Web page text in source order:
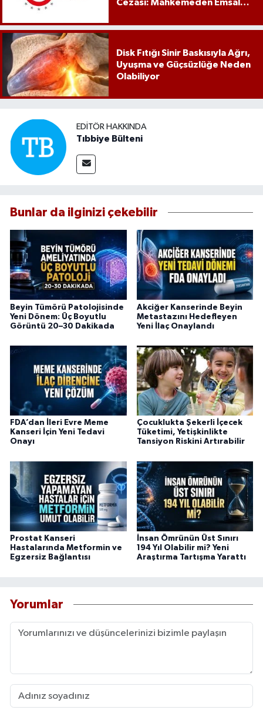
Cezası: Mahkemeden Emsal
Disk Fıtığı Sinir Baskısıyla Ağrı,
Uyuşma ve Güçsüzlüğe Neden
Olabiliyor
EDITÖR HAKKINDA
Tıbbiye Bülteni
Bunlar da ilginizi çekebilir
Beyin Tümörü Patolojisinde
Yeni Dönem: Üç Boyutlu
Görüntü 20–30 Dakikada
Akciğer Kanserinde Beyin
Metastazını Hedefleyen
Yeni İlaç Onaylandı
FDA’dan İleri Evre Meme
Kanseri İçin Yeni Tedavi
Onayı
Çocuklukta Şekerli İçecek
Tüketimi, Yetişkinlikte
Tansiyon Riskini Artırabilir
Prostat Kanseri
Hastalarında Metformin ve
Egzersiz Bağlantısı
İnsan Ömrünün Üst Sınırı
194 Yıl Olabilir mi? Yeni
Araştırma Tartışma Yarattı
Yorumlar